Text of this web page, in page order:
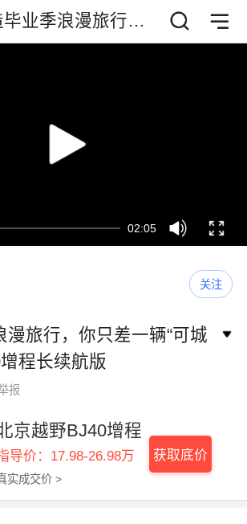
毕业季浪漫旅行，
一辆“可城可野”的
02:05
关注
漫旅行，你只差一辆“可城
程长续航版
报
京越野BJ40增程
导价：17.98-26.98万
实成交价 >
获取底价